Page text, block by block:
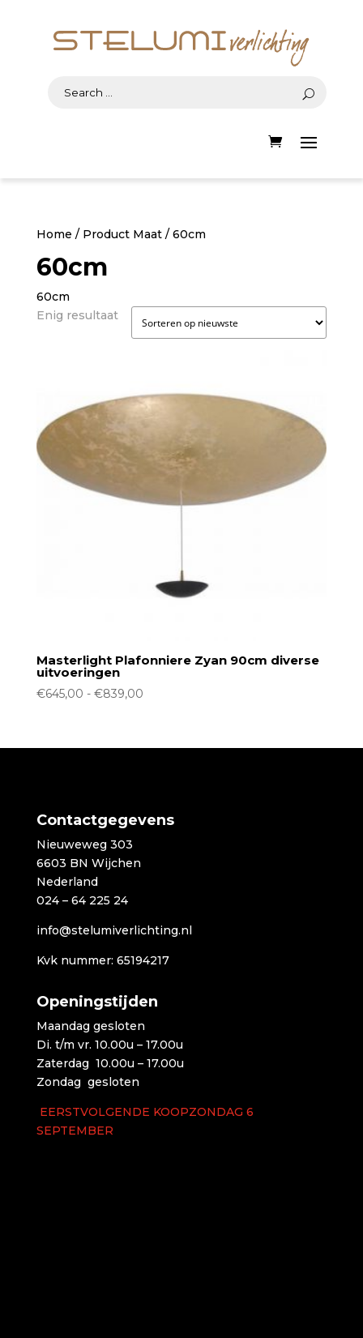
Home / Product Maat / 60cm
60cm
60cm
Enig resultaat
Masterlight Plafonniere Zyan 90cm diverse
uitvoeringen
€645,00 - €839,00Prijsklasse:
€839,00
Contactgegevens
Nieuweweg 303
6603 BN Wijchen
Nederland
024 – 64 225 24
info@stelumiverlichting.nl
Kvk nummer: 65194217
Openingstijden
Maandag gesloten
Di. t/m vr. 10.00u – 17.00u
Zaterdag 10.00u – 17.00u
Zondag gesloten
EERSTVOLGENDE KOOPZONDAG 6
SEPTEMBER